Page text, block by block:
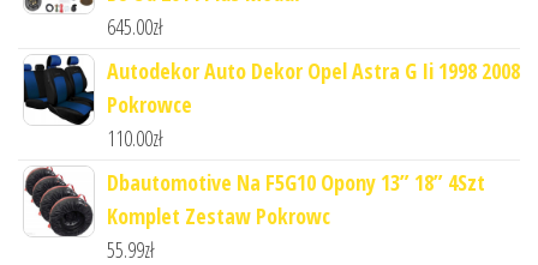
645.00zł
Autodekor Auto Dekor Opel Astra G Ii 1998 2008
Pokrowce
110.00zł
Dbautomotive Na F5G10 Opony 13” 18” 4Szt
Komplet Zestaw Pokrowc
55.99zł